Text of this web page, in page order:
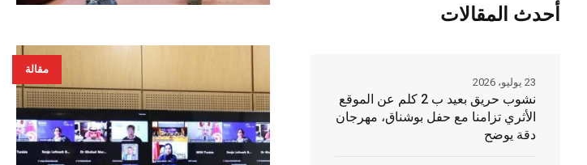
مقالة
أحدث المقالات
نشوب حريق بعيد ب 2 كلم عن الموقع
الأثري تزامنا مع حفل بوشناق، مهرجان
دقة يوضح
23 يوليو، 2026